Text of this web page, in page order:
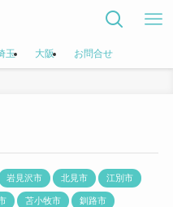
玉 大阪 お問合せ
岩見沢市 北見市 江別市
苫小牧市 釧路市